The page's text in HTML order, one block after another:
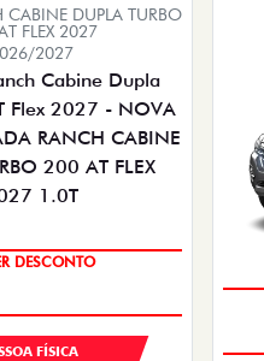
CABINE DUPLA TURBO
FLEX 2027
2027
DESCONTO
FÍSICA